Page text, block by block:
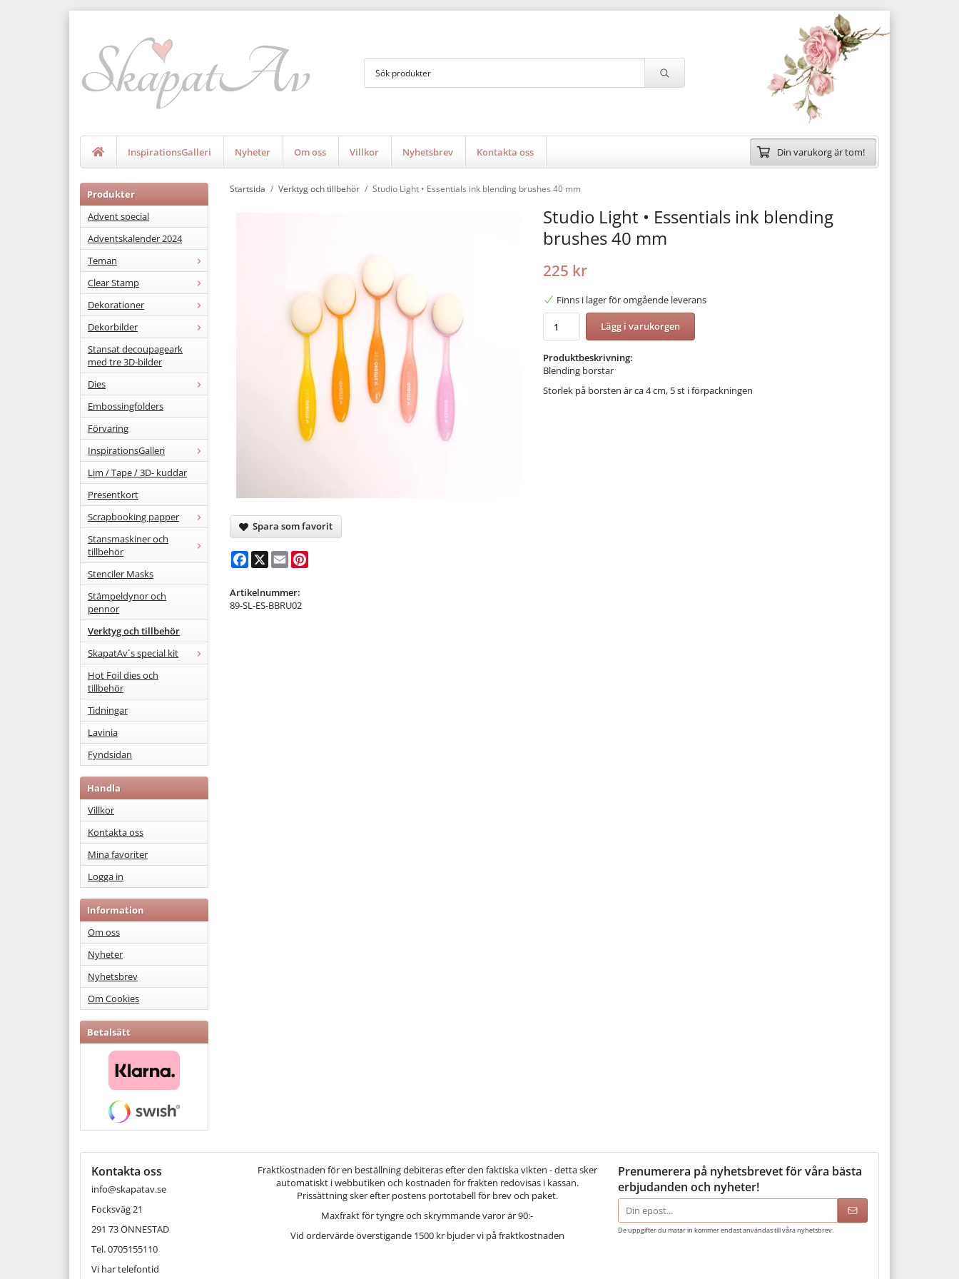
InspirationsGalleri Nyheter Om oss Villkor Nyhetsbrev Kontakta oss Din varukorg är tom!
Produkter
Advent special
Adventskalender 2024
Teman
Clear Stamp
Dekorationer
Dekorbilder
Stansat decoupageark
med tre 3D-bilder
Dies
Embossingfolders
Förvaring
InspirationsGalleri
Lim / Tape / 3D- kuddar
Presentkort
Scrapbooking papper
Stansmaskiner och
tillbehör
Stenciler Masks
Stämpeldynor och
pennor
Verktyg och tillbehör
SkapatAv´s special kit
Hot Foil dies och
tillbehör
Tidningar
Lavinia
Fyndsidan
Handla
Villkor
Kontakta oss
Mina favoriter
Logga in
Information
Om oss
Nyheter
Nyhetsbrev
Om Cookies
Betalsätt
Startsida / Verktyg och tillbehör / Studio Light • Essentials ink blending brushes 40 mm
Studio Light • Essentials ink blending
brushes 40 mm
225 kr
Finns i lager för omgående leverans
Lägg i varukorgen
Produktbeskrivning:
Blending borstar
Storlek på borsten är ca 4 cm, 5 st i förpackningen
Spara som favorit
Facebook
X Email
Artikelnummer:
89-SL-ES-BBRU02
Kontakta oss
info@skapatav.se
Focksväg 21
291 73 ÖNNESTAD
Tel. 0705155110
Vi har telefontid
Fraktkostnaden för en beställning debiteras efter den faktiska vikten - detta sker
automatiskt i webbutiken och kostnaden för frakten redovisas i kassan.
Prissättning sker efter postens portotabell för brev och paket.
Maxfrakt för tyngre och skrymmande varor är 90:-
Vid ordervärde överstigande 1500 kr bjuder vi på fraktkostnaden
Prenumerera på nyhetsbrevet för våra bästa
erbjudanden och nyheter!
E-
postadress
De uppgifter du matar in kommer endast användas till våra nyhetsbrev.